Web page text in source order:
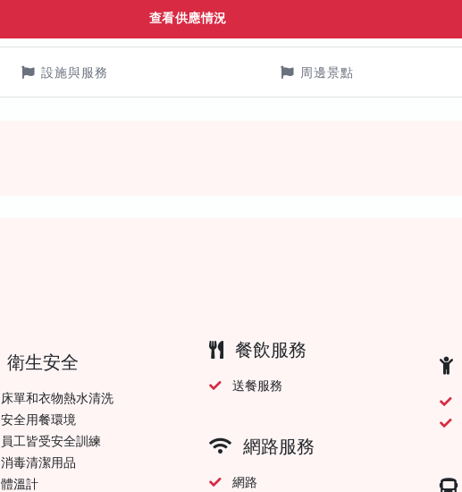
查看供應情況
設施與服務 周邊景點
衛生安全
床單和衣物熱水清洗
安全用餐環境
員工皆受安全訓練
消毒清潔用品
體溫計
餐飲服務
送餐服務
網路服務
網路